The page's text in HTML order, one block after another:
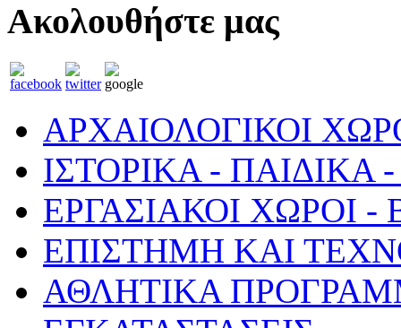
Ακολουθήστε μας
ΑΡΧΑΙΟΛΟΓΙΚΟΙ
ΙΣΤΟΡΙΚΑ -
ΕΡΓΑΣΙΑΚΟΙ ΧΩΡΟΙ
ΕΠΙΣΤΗΜΗ ΚΑΙ
ΑΘΛΗΤΙΚΑ